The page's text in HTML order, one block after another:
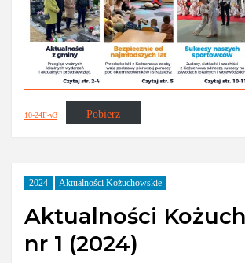
10-24F-v3 Pobierz
2024 Aktualności Kożuchowskie
Aktualności
nr 1 (2024)